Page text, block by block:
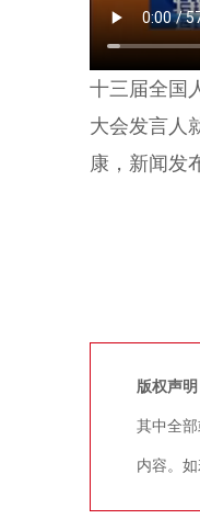
十三届全国
大会发言人
康，新闻发
版权声明
其中全
内容。